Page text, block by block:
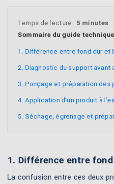
Temps de lecture : 5 minutes
Sommaire du guide
1. Différence entre fond dur et
2. Diagnostic du support avant
3. Ponçage et préparation des
4. Application d’un produit à
5. Séchage, égrenage et
1. Différence entre
La confusion entre ces deux